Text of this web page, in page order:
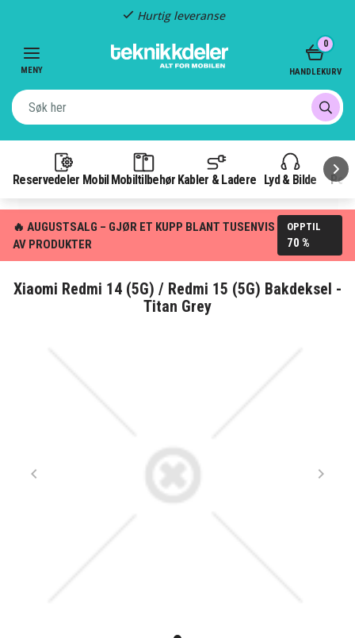
Fast frakt: 49 kr
MENY
Reservedeler Mobil Mobiltilbehør Kabler & Ladere Lyd & Bilde
0
HANDLEKURV
🔥 AUGUSTSALG – GJØR ET KUPP BLANT TUSENVIS
AV PRODUKTER
OPPTIL
70 %
Xiaomi Redmi 14 (5G) / Redmi 15 (5G) Bakdeksel -
Titan Grey